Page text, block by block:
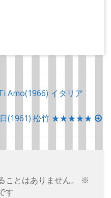
Amo(1966) イタリア
日(1961) 松竹 ★★★★★
とはありません。
※
す